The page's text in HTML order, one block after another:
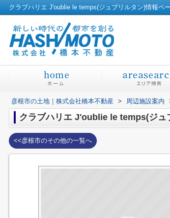
クラブハリエ J'oublie le temps(ジュブリルタン)情報ペ
彦根市の土地｜株式会社橋本不動産 > 周辺施設案内
クラブハリエ J'oublie le temps(ジュ
<<彦根市のその他の一覧へ